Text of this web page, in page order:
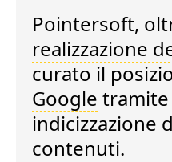
Pointersoft,
realizzazione
curato il
Google
indicizzazione
contenuti.